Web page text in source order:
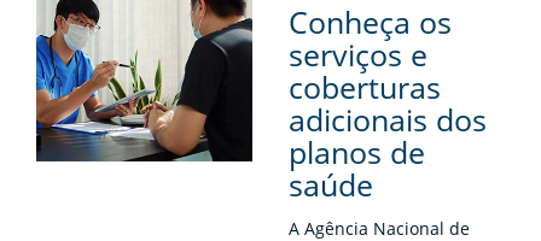
Conheça os
serviços e
coberturas
adicionais dos
planos de
saúde
A Agência Nacional de